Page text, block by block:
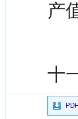
产
十